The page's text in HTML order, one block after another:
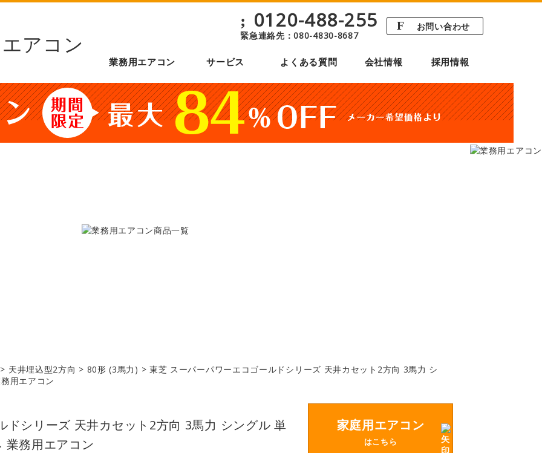
; 0120-488-255
緊急連絡先：080-4830-8687
F お問い合わせ
業務用エアコン サービス よくある質問 会社情報 採用情報
天井埋込型2方向 > 80形 (3馬力) > 東芝 スーパーパワーエコゴールドシリーズ 天井カセット2方向 3馬力 シ
用エアコン
ドシリーズ 天井カセット2方向 3馬力 シングル 単
業務用エアコン
家庭用エアコン
はこちら